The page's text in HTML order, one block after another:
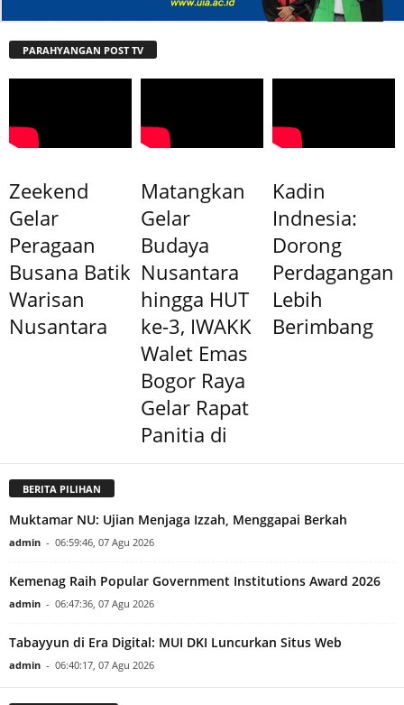
PARAHYANGAN POST TV
Zeekend
Gelar
Peragaan
Busana Batik
Warisan
Nusantara
Matangkan
Gelar
Budaya
Nusantara
hingga HUT
ke-3, IWAKK
Walet Emas
Bogor Raya
Gelar Rapat
Panitia di
Kadin
Indnesia:
Dorong
Perdagangan
Lebih
Berimbang
BERITA PILIHAN
Muktamar NU: Ujian Menjaga Izzah, Menggapai Berkah
admin - 06:59:46, 07 Agu 2026
Kemenag Raih Popular Government Institutions Award 2026
admin - 06:47:36, 07 Agu 2026
Tabayyun di Era Digital: MUI DKI Luncurkan Situs Web
admin - 06:40:17, 07 Agu 2026